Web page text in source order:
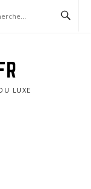
LUXE